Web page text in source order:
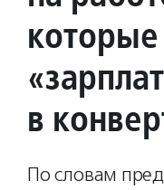
которые
в
По словам